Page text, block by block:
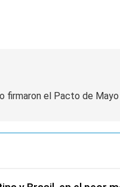
firmaron el Pacto de